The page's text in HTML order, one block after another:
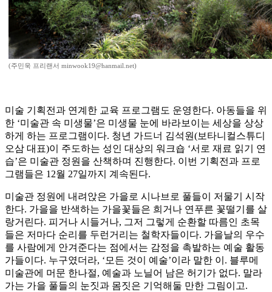
(주민욱 프리랜서 minwook19@hanmail.net)
미술 기획전과 연계한 교육 프로그램도 운영한다. 아동들을 위
한 ‘미술관 속 미생물’은 미생물 눈에 바라보이는 세상을 상상
하게 하는 프로그램이다. 청년 가드너 김석원(보타니컬스튜디
오삼 대표)이 주도하는 성인 대상의 워크숍 ‘서로 재료 읽기 연
습’은 미술관 정원을 산책하며 진행한다. 이번 기획전과 프로
그램들은 12월 27일까지 계속된다.
미술관 정원에 내려앉은 가을로 시나브로 풀들이 저물기 시작
한다. 가을을 반색하는 가을꽃들은 희거나 연푸른 꽃떨기를 살
랑거린다. 피거나 시들거나, 그저 그렇게 순환할 따름인 초목
들은 저마다 순리를 두런거리는 철학자들이다. 가을날의 우수
를 사람에게 안겨준다는 점에서는 감정을 촉발하는 예술 활동
가들이다. 누구였더라, ‘모든 것이 예술’이라 말한 이. 블루메
미술관에 머문 한나절, 예술과 노닐어 남은 허기가 없다. 말라
가는 가을 풀들의 눈짓과 몸짓은 기억해둘 만한 그림이고.